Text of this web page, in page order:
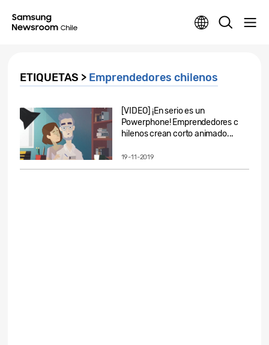
ETIQUETAS > Emprendedores chilenos
[VIDEO] ¡En serio es un
Powerphone! Emprendedores c
hilenos crean corto animado...
19-11-2019